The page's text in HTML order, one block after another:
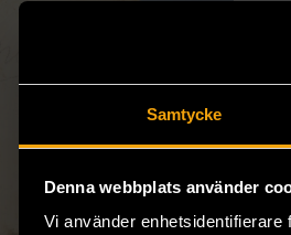
Samtycke
Denna webbplats använder
Vi använder